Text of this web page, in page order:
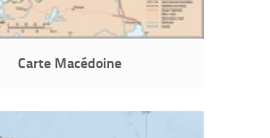
Carte Macédoine